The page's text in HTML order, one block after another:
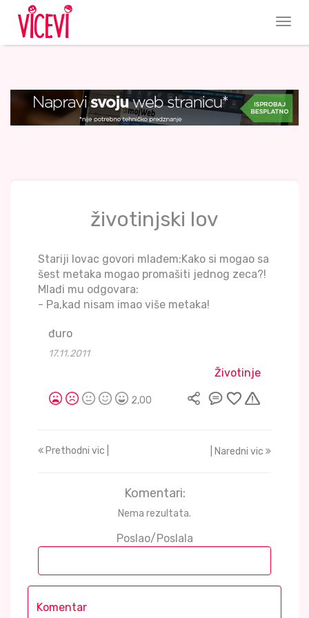
životinjski lov
Stariji lovac govori mlađem:Kako si mogao sa
šest metaka mogao promašiti jednog zeca?!
Mlađi mu odgovara:
- Pa,kad nisam imao više metaka!
đuro
17.11.2011
Životinje
2,00
Prethodni vic | | Naredni vic
Komentari:
Nema rezultata.
Poslao/Poslala